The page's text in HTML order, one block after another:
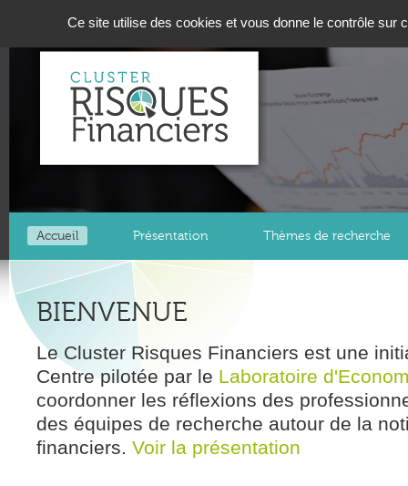
Accueil Présentation Thèmes de recherche
BIENVENUE
Le Cluster Risques Financiers est une
Centre pilotée par le Laboratoire
coordonner les réflexions des
des équipes de recherche autour de la
financiers. Voir la présentation
Ce site utilise des cookies et vous donne le contrôle sur